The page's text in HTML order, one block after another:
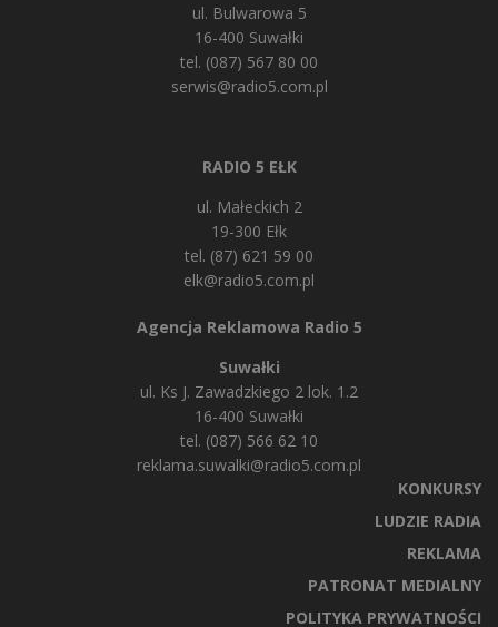
ul. Bulwarowa 5
16-400 Suwałki
tel. (087) 567 80 00
serwis@radio5.com.pl
RADIO 5 EŁK
ul. Małeckich 2
19-300 Ełk
tel. (87) 621 59 00
elk@radio5.com.pl
Agencja Reklamowa Radio 5
Suwałki
ul. Ks J. Zawadzkiego 2 lok. 1.2
16-400 Suwałki
tel. (087) 566 62 10
reklama.suwalki@radio5.com.pl
KONKURSY
LUDZIE RADIA
REKLAMA
PATRONAT MEDIALNY
POLITYKA PRYWATNOŚCI